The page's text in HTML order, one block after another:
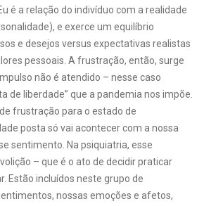
é a relação do indivíduo com a realidade
e exerce um equilíbrio
e desejos versus expectativas realistas
pessoais. A frustração, então, surge
não é atendido – nesse caso
de liberdade” que a pandemia nos impõe.
frustração para o estado de
posta só vai acontecer com a nossa
sentimento. Na psiquiatria, esse
– que é o ato de decidir praticar
Estão incluídos neste grupo de
nossas emoções e afetos,